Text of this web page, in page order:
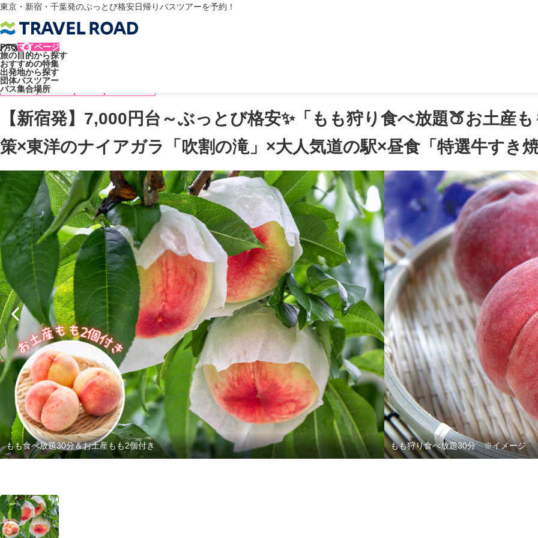
東京・新宿・千葉発のぶっとび格安日帰りバスツアーを予約！
FAQマイページ
旅の目的から探す
おすすめの特集
出発地から探す
団体バスツアー
バス集合場所
トラベルロード
【新宿発】7,000円台～ぶっとび格安✨「もも狩り食べ放題🍑お土産もも2個付き！」×「伊香保温泉♨」散策×東洋のナイアガラ「吹割の滝」
もも狩り 食べ放題
【新宿発】7,000円台～ぶっとび格安✨「もも狩り食べ放題🍑お土産
策×東洋のナイアガラ「吹割の滝」×大人気道の駅×昼食「特選牛すき
もも食べ放題30分＆お土産もも2個付き もも狩り食べ放題30分 ※イメージ